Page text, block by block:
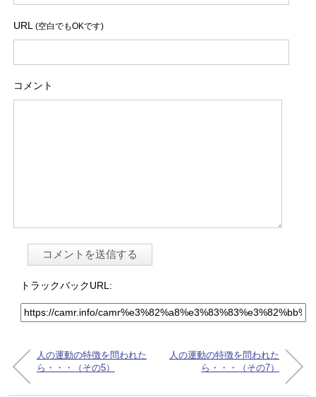
URL (空白でもOKです)
コメント
トラックバックURL:
人の運動の特徴を問われた
ら・・・（その5）
人の運動の特徴を問われた
ら・・・（その7）